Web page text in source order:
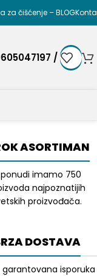
za čišćenje – BLOG
/
ASORTIMAN
ponudi imamo 750
najpoznatijih
proizvođača.
DOSTAVA
garantovana isporuka